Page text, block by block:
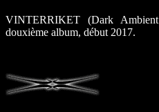
VINTERRIKET (Dark
douxième album, début 2017.